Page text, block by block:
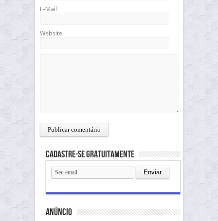
E-Mail
Website
Cadastre-se gratuitamente
anúncio